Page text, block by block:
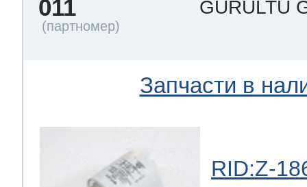
011 GURULTU
Запчасти в
RID:Z-